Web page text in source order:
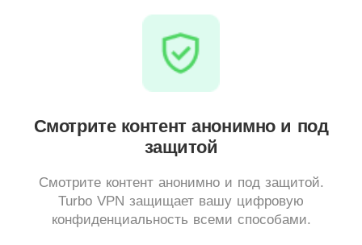
Смотрите контент анонимно и под
защитой
Смотрите контент анонимно и под защитой.
Turbo VPN защищает вашу цифровую
конфиденциальность всеми способами.